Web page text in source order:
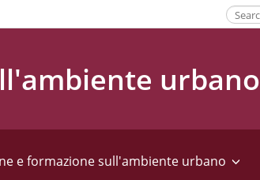
urbano
e formazione sull'ambiente urbano